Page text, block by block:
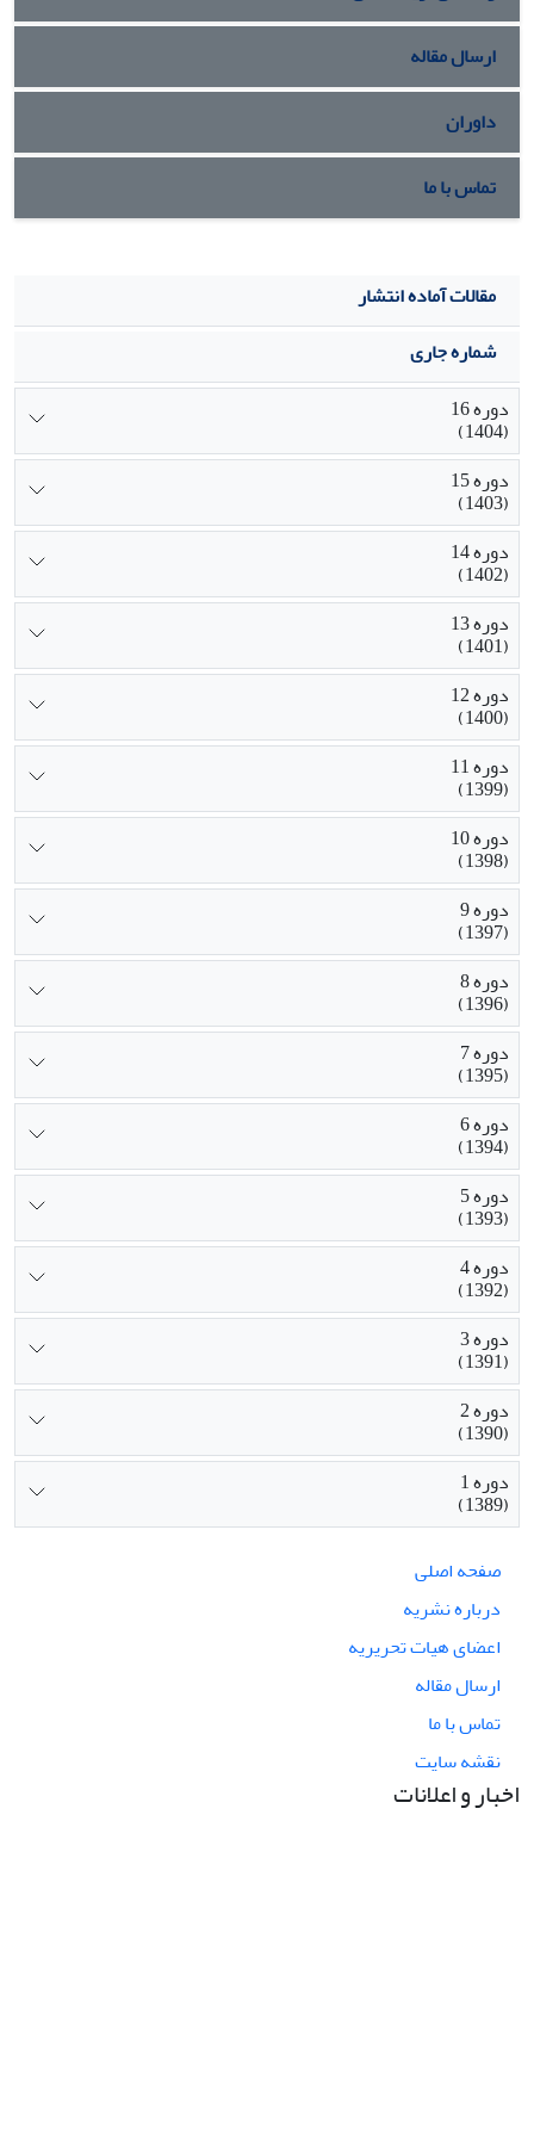
ارسال مقاله
داوران
تماس با ما
مقالات آماده انتشار
شماره جاری
دوره 16
(1404)
دوره 15
(1403)
دوره 14
(1402)
دوره 13
(1401)
دوره 12
(1400)
دوره 11
(1399)
دوره 10
(1398)
دوره 9
(1397)
دوره 8
(1396)
دوره 7
(1395)
دوره 6
(1394)
دوره 5
(1393)
دوره 4
(1392)
دوره 3
(1391)
دوره 2
(1390)
دوره 1
(1389)
صفحه اصلی
درباره نشریه
اعضای هیات تحریریه
ارسال مقاله
تماس با ما
نقشه سایت
اخبار و اعلانات